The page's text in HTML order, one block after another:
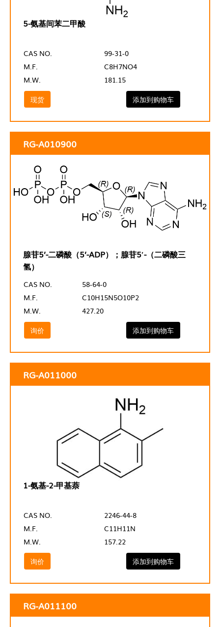
5-氨基间苯二甲酸
CAS NO.
99-31-0
M.F.
C8H7NO4
M.W.
181.15
现货
添加到购物车
RG-A010900
腺苷5’-二磷酸（5’-ADP）；腺苷5′-（二磷酸三
氢）
CAS NO.
58-64-0
M.F.
C10H15N5O10P2
M.W.
427.20
询价
添加到购物车
RG-A011000
1-氨基-2-甲基萘
CAS NO.
2246-44-8
M.F.
C11H11N
M.W.
157.22
询价
添加到购物车
RG-A011100